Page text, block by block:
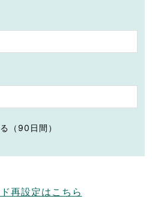
（90日間）
再設定はこちら